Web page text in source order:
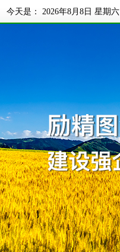
今天是： 2026年8月8日 星期六